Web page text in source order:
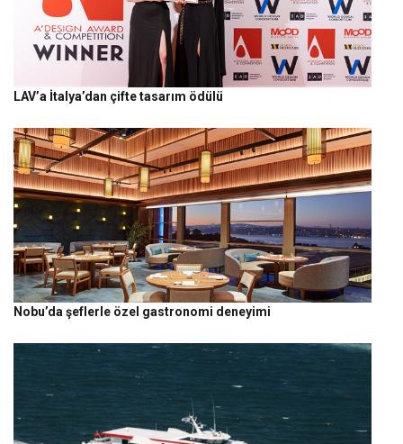
LAV’a İtalya’dan çifte tasarım ödülü
Nobu’da şeflerle özel gastronomi deneyimi